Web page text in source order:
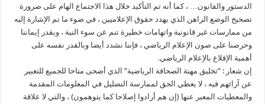
الدستور والقانون… ، كما أنه تم التأكيد خلال هذا الاجتماع الهام على ضرورة
تصحيح الوضع الراهن الذي يهدد حقوق الإعلاميين ، في ضوء ما تم الإشارة إليه
من ممارسات غير قانونية واتهامات خطيرة تنم عن سوء النية ، وبقدر إيماننا
وحرصنا على صون الإعلام الرياضي ، فإننا نشدد أيضا وبالقدر نفسه على
أهمية الإقلاع بالإعلام الرياضي.
إن شعار : “تخليق مهنة الصحافة الرياضية” الذي أضحى متاحا للجميع للتعبير
عن آرائهم فيه ، لا يعطي الحق لممارسة التضليل في المعلومات المقدمة
والمعطيات المعبر عنها (إن هم أرادوا إصلاحا كما يتوهمون) ، والتي لا علاقة